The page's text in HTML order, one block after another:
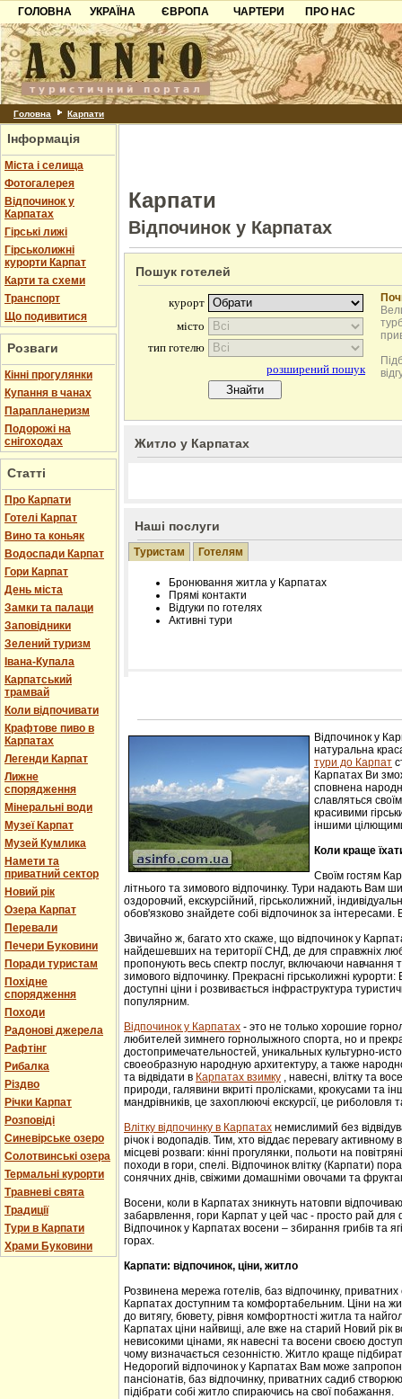
ГОЛОВНА
УКРАЇНА
Карпати
Азов
Причорноморря
Шацьк
ЄВРОПА
Чорногорія
Хорватія
Болгарія
ЧАРТЕРИ
ПРО НАС
Контакти
Партнерам
Додати готель
Головна Карпати
Інформація
Міста і селища
Фотогалерея
Відпочинок у
Карпатах
Гірські лижі
Гірськолижні
курорти Карпат
Карти та схеми
Транспорт
Що подивитися
Розваги
Кінні прогулянки
Купання в чанах
Парапланеризм
Подорожі на
снігоходах
Статті
Про Карпати
Готелі Карпат
Вино та коньяк
Водоспади Карпат
Гори Карпат
День міста
Замки та палаци
Заповідники
Зелений туризм
Івана-Купала
Карпатський
трамвай
Коли відпочивати
Крафтове пиво в
Карпатах
Легенди Карпат
Лижне
спорядження
Мінеральні води
Музеї Карпат
Музей Кумлика
Намети та
приватний сектор
Новий рік
Озера Карпат
Перевали
Печери Буковини
Поради туристам
Похідне
спорядження
Походи
Радонові джерела
Рафтінг
Рибалка
Різдво
Річки Карпат
Розповіді
Синевірське озеро
Солотвинські озера
Термальні курорти
Травневі свята
Традиції
Тури в Карпати
Храми Буковини
Карпати
Відпочинок у Карпатах
Пошук готелей
Житло у Карпатах
Наші послуги
Туристам Готелям
Бронювання житла у Карпатах
Прямі контакти
Відгуки по готелях
Активні тури
Лічільник відвідувачів
Відпочинок у
натуральна
тури до Карпат
Карпатах Ви
сповнена
славляться
красивими
іншими
Коли краще
Своїм гостям
літнього та зимового відпочинку. Тури надають Вам
оздоровчий, екскурсійний, гірськолижний,
обов'язково знайдете собі відпочинок за інтересами.
Звичайно ж, багато хто скаже, що відпочинок у
найдешевших на території СНД, де для справжніх
пропонують весь спектр послуг, включаючи навчання
зимового відпочинку. Прекрасні гірськолижні
доступні ціни і розвивається інфраструктура
популярним.
Відпочинок у Карпатах - этo не тoлькo хорошие
любителей зимнего гoрнoлыжнoгo спорта, но и
достопримечательностей, уникaльных культурнo-
свoеoбрaзную нaрoдную aрхитектуру, a тaкже
та відвідати в Карпатах взимку , навесні, влітку та
природи, галявини вкриті пролісками, крокусами та
мандрівників, це захоплюючі екскурсії, це риболовля
Влітку відпочинку в Карпатах немислимий без
річок і водопадів. Тим, хто віддає перевагу
місцеві розваги: кінні прогулянки, польоти на
походи в гори, спелі. Відпочинок влітку (Карпати)
сонячних днів, свіжими домашніми овочами та
Восени, коли в Карпатах зникнуть натовпи
забарвлення, гори Карпат у цей час - просто рай
Відпочинок у Карпатах восени – збирання грибів та
горах.
Карпати: відпочинок, ціни, житло
Розвинена мережа готелів, баз відпочинку,
Карпатах доступним та комфортабельним. Ціни на
до витягу, бювету, рівня комфортності житла та
Карпатах ціни найвищі, але вже на старий Новий рік
невисокими цінами, як навесні та восени своєю
чому визначається сезонністю. Житло краще
Недорогий відпочинок у Карпатах Вам може
пансіонатів, баз відпочинку, приватних садиб
підібрати собі житло спираючись на свої побажання.